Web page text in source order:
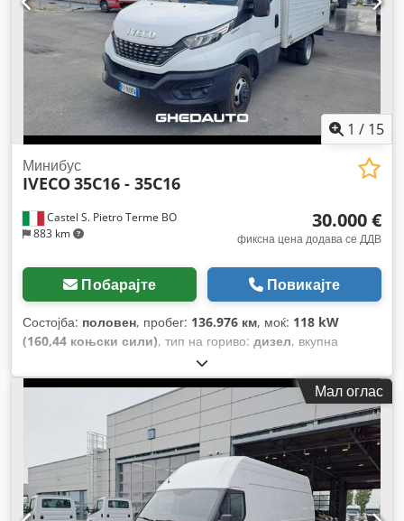
1 / 15
Castel S. Pietro Terme BO
883 km
Минибус
IVECO35C16 - 35C16
30.000 €
фиксна цена додава се ДДВ
Побарајте Повикајте
Состојба: половен, пробег: 136.976 км, моќ: 118 kW
(160,44 коњски сили), тип на гориво: дизел, вкупна
, максимална носивост на товар:
прва регистрација:04/2020,
Мал оглас